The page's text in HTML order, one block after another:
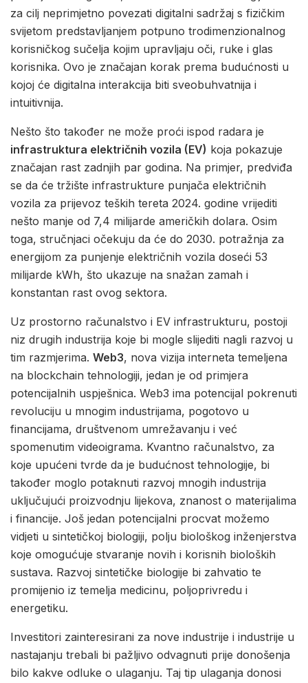
za cilj neprimjetno povezati digitalni sadržaj s fizičkim
svijetom predstavljanjem potpuno trodimenzionalnog
korisničkog sučelja kojim upravljaju oči, ruke i glas
korisnika. Ovo je značajan korak prema budućnosti u
kojoj će digitalna interakcija biti sveobuhvatnija i
intuitivnija.
Nešto što također ne može proći ispod radara je
infrastruktura električnih vozila (EV) koja pokazuje
značajan rast zadnjih par godina. Na primjer, predviđa
se da će tržište infrastrukture punjača električnih
vozila za prijevoz teških tereta 2024. godine vrijediti
nešto manje od 7,4 milijarde američkih dolara. Osim
toga, stručnjaci očekuju da će do 2030. potražnja za
energijom za punjenje električnih vozila doseći 53
milijarde kWh, što ukazuje na snažan zamah i
konstantan rast ovog sektora.
Uz prostorno računalstvo i EV infrastrukturu, postoji
niz drugih industrija koje bi mogle slijediti nagli razvoj u
tim razmjerima. Web3, nova vizija interneta temeljena
na blockchain tehnologiji, jedan je od primjera
potencijalnih uspješnica. Web3 ima potencijal pokrenuti
revoluciju u mnogim industrijama, pogotovo u
financijama, društvenom umrežavanju i već
spomenutim videoigrama. Kvantno računalstvo, za
koje upućeni tvrde da je budućnost tehnologije, bi
također moglo potaknuti razvoj mnogih industrija
uključujući proizvodnju lijekova, znanost o materijalima
i financije. Još jedan potencijalni procvat možemo
vidjeti u sintetičkoj biologiji, polju biološkog inženjerstva
koje omogućuje stvaranje novih i korisnih bioloških
sustava. Razvoj sintetičke biologije bi zahvatio te
promijenio iz temelja medicinu, poljoprivredu i
energetiku.
Investitori zainteresirani za nove industrije i industrije u
nastajanju trebali bi pažljivo odvagnuti prije donošenja
bilo kakve odluke o ulaganju. Taj tip ulaganja donosi